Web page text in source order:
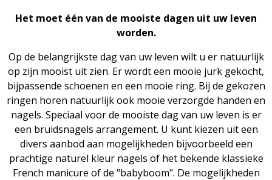
Het moet één van de mooiste dagen uit uw leven
worden.
Op de belangrijkste dag van uw leven wilt u er natuurlijk
op zijn mooist uit zien. Er wordt een mooie jurk gekocht,
bijpassende schoenen en een mooie ring. Bij de gekozen
ringen horen natuurlijk ook mooie verzorgde handen en
nagels. Speciaal voor de mooiste dag van uw leven is er
een bruidsnagels arrangement. U kunt kiezen uit een
divers aanbod aan mogelijkheden bijvoorbeeld een
prachtige naturel kleur nagels of het bekende klassieke
French manicure of de "babyboom". De mogelijkheden